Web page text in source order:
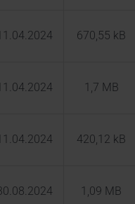
670,55 kB
1,7 MB
420,12 kB
1,09 MB